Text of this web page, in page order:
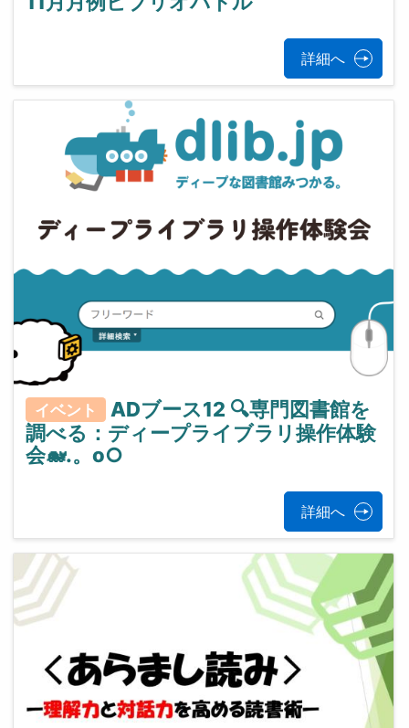
詳細へ
イベント
ADブース12 🔍専門図書館を
調べる：ディープライブラリ操作体験
会🐋.。o○
詳細へ